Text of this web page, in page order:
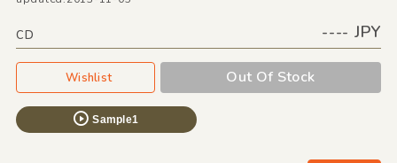
CD ---- JPY
Wishlist Out Of Stock
Sample1